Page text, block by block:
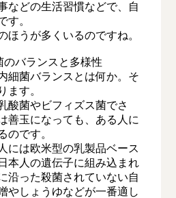
などの生活習慣などで、自
す。
ほうが多くいるのですね。
バランスと多様性
細菌バランスとは何か。そ
ます。
酸菌やビフィズス菌でさ
善玉になっても、ある人に
のです。
には欧米型の乳製品ベース
本人の遺伝子に組み込まれ
沿った殺菌されていない自
やしょうゆなどが一番適し